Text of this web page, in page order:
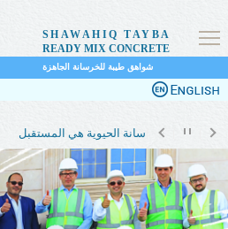
SHAWAHIQ TAYBA
READY MIX CONCRETE
شواهق طيبة للخرسانة الجاهزة
لماذا تعتبر الخرسانة الحيوية هي المستقبل |